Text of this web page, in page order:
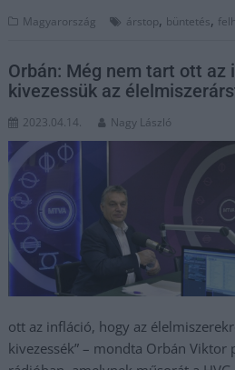
Magyarország árstop, büntetés,
Orbán: Még nem tart ott az
kivezessük az
2023.04.14. Nagy László
ott az infláció, hogy az
kivezessék” – mondta Orbán Viktor